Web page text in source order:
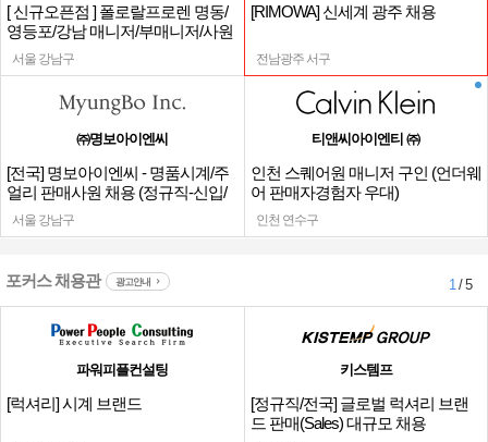
[ 신규오픈점 ] 폴로랄프로렌 명동/
영등포/강남 매니저/부매니저/사원
서울 강남구
[RIMOWA] 신세계 광주 채용
전남광주 서구
㈜명보아이엔씨
[전국] 명보아이엔씨 - 명품시계/주
얼리 판매사원 채용 (정규직-신입/
경력)
서울 강남구
티앤씨아이엔티 ㈜
인천 스퀘어원 매니저 구인 (언더웨
어 판매자경험자 우대)
인천 연수구
포커스 채용관 광고안내 1/ 5
파워피플컨설팅
[럭셔리] 시계 브랜드
키스템프
[정규직/전국] 글로벌 럭셔리 브랜
드 판매(Sales) 대규모 채용